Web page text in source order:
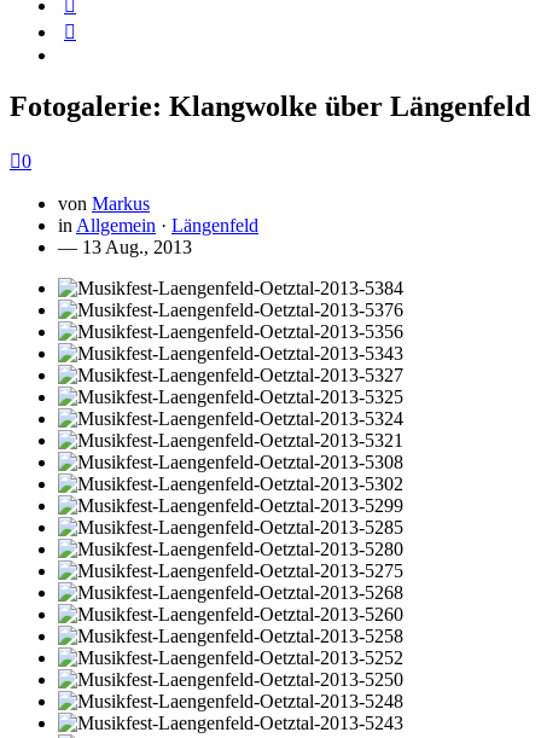
Fotogalerie: Klangwolke über Längenfeld
0
von Markus
in Allgemein · Längenfeld
— 13 Aug., 2013